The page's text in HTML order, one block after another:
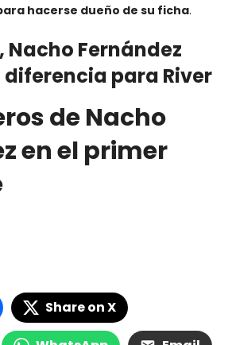
hacerse dueño de su ficha.
Nacho Fernández
para River
de Nacho
en el primer
Share on X